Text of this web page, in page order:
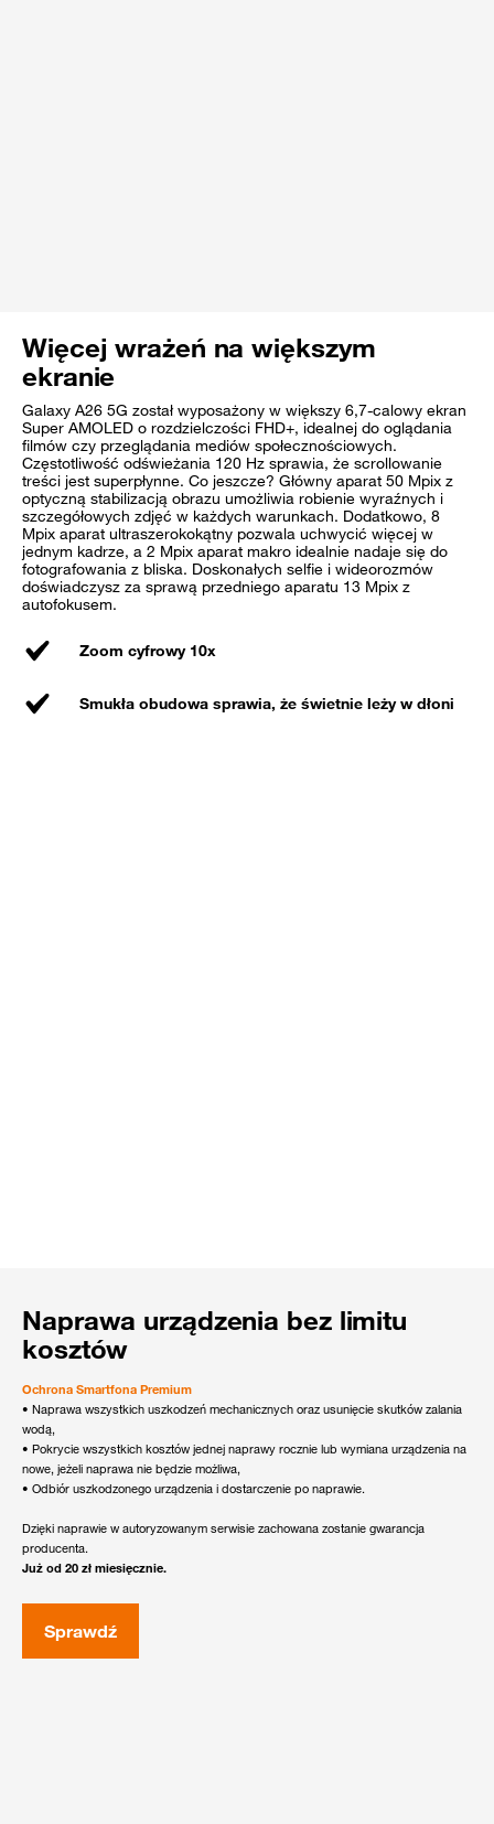
Więcej wrażeń na większym
ekranie
Galaxy A26 5G został wyposażony w większy 6,7-calowy ekran
Super AMOLED o rozdzielczości FHD+, idealnej do oglądania
filmów czy przeglądania mediów społecznościowych.
Częstotliwość odświeżania 120 Hz sprawia, że scrollowanie
treści jest superpłynne. Co jeszcze? Główny aparat 50 Mpix z
optyczną stabilizacją obrazu umożliwia robienie wyraźnych i
szczegółowych zdjęć w każdych warunkach. Dodatkowo, 8
Mpix aparat ultraszerokokątny pozwala uchwycić więcej w
jednym kadrze, a 2 Mpix aparat makro idealnie nadaje się do
fotografowania z bliska. Doskonałych selfie i wideorozmów
doświadczysz za sprawą przedniego aparatu 13 Mpix z
autofokusem.
Zoom cyfrowy 10x
Smukła obudowa sprawia, że świetnie leży w dłoni
Naprawa urządzenia bez limitu
kosztów
Ochrona Smartfona Premium
• Naprawa wszystkich uszkodzeń mechanicznych oraz usunięcie skutków zalania
wodą,
• Pokrycie wszystkich kosztów jednej naprawy rocznie lub wymiana urządzenia na
nowe, jeżeli naprawa nie będzie możliwa,
• Odbiór uszkodzonego urządzenia i dostarczenie po naprawie.
Dzięki naprawie w autoryzowanym serwisie zachowana zostanie gwarancja
producenta.
Już od 20 zł miesięcznie.
Sprawdź